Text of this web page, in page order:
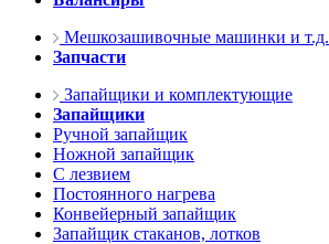
Мешкозашивочные машинки и т.д.
Запчасти
Запайщики и комплектующие
Запайщики
Ручной запайщик
Ножной запайщик
С лезвием
Постоянного нагрева
Конвейерный запайщик
Запайщик стаканов, лотков